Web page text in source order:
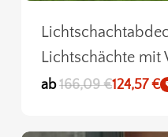
Lichtschächte mit
ab 166,09€124,57€